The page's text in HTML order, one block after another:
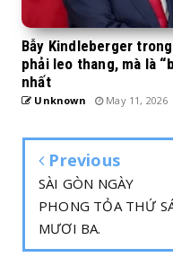
Bẫy Kindleberger
phải leo thang, mà là
nhất
Unknown May 11, 2026
Previous
SÀI GÒN NGÀY
PHONG TỎA THỨ
MƯƠI BA.